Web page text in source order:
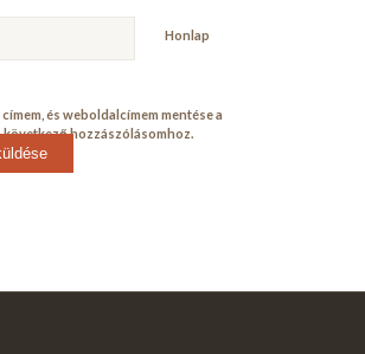
Honlap
és weboldalcímem mentése a
következő hozzászólásomhoz.